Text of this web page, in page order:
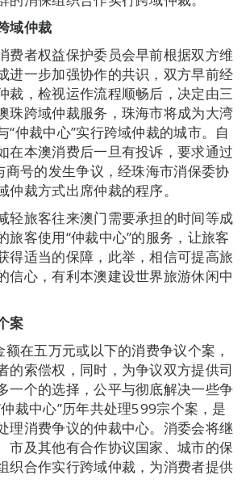
域仲裁
费者权益保护委员会早前根据双方维
进一步加强协作的共识，双方早前经
裁，检视运作流程顺畅后，决定由三
珠跨域仲裁服务，珠海市将成为大湾
“仲裁中心”实行跨域仲裁的城市。自
在本澳消费后一旦有投诉，要求通过
商号的发生争议，经珠海市消保委协
仲裁方式出席仲裁的程序。
轻旅客往来澳门需要承担的时间等成
旅客使用“仲裁中心”的服务，让旅客
得适当的保障，此举，相信可提高旅
信心，有利本澳建设世界旅游休闲中
案
额在五万元或以下的消费争议个案，
的索偿权，同时，为争议双方提供司
一个的选择，公平与彻底解决一些争
裁中心”历年共处理599宗个案，是
理消费争议的仲裁中心。消委会将继
市及其他有合作协议国家、城市的保
织合作实行跨域仲裁，为消费者提供